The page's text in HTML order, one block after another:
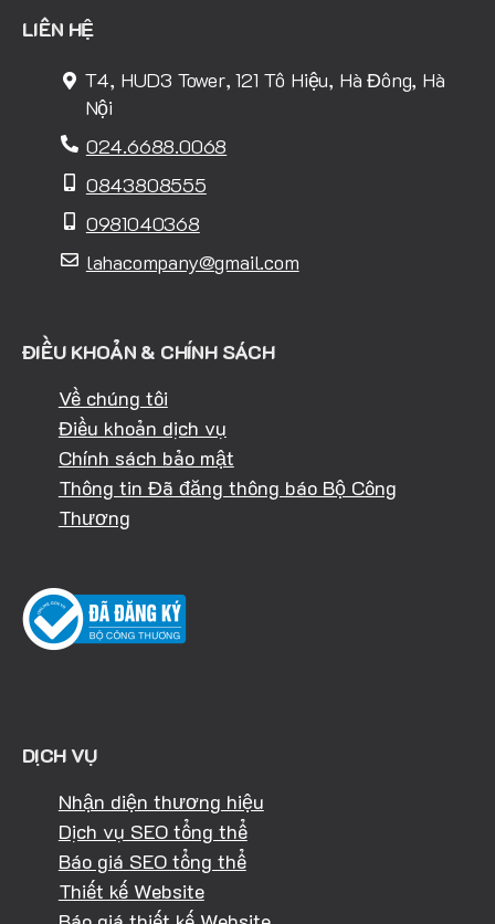
LIÊN HỆ
T4, HUD3 Tower, 121 Tô Hiệu, Hà Đông, Hà
Nội
024.6688.0068
0843808555
0981040368
lahacompany@gmail.com
ĐIỀU KHOẢN & CHÍNH SÁCH
Về chúng tôi
Điều khoản dịch vụ
Chính sách bảo mật
Thông tin Đã đăng thông báo Bộ Công
Thương
DỊCH VỤ
Nhận diện thương hiệu
Dịch vụ SEO tổng thể
Báo giá SEO tổng thể
Thiết kế Website